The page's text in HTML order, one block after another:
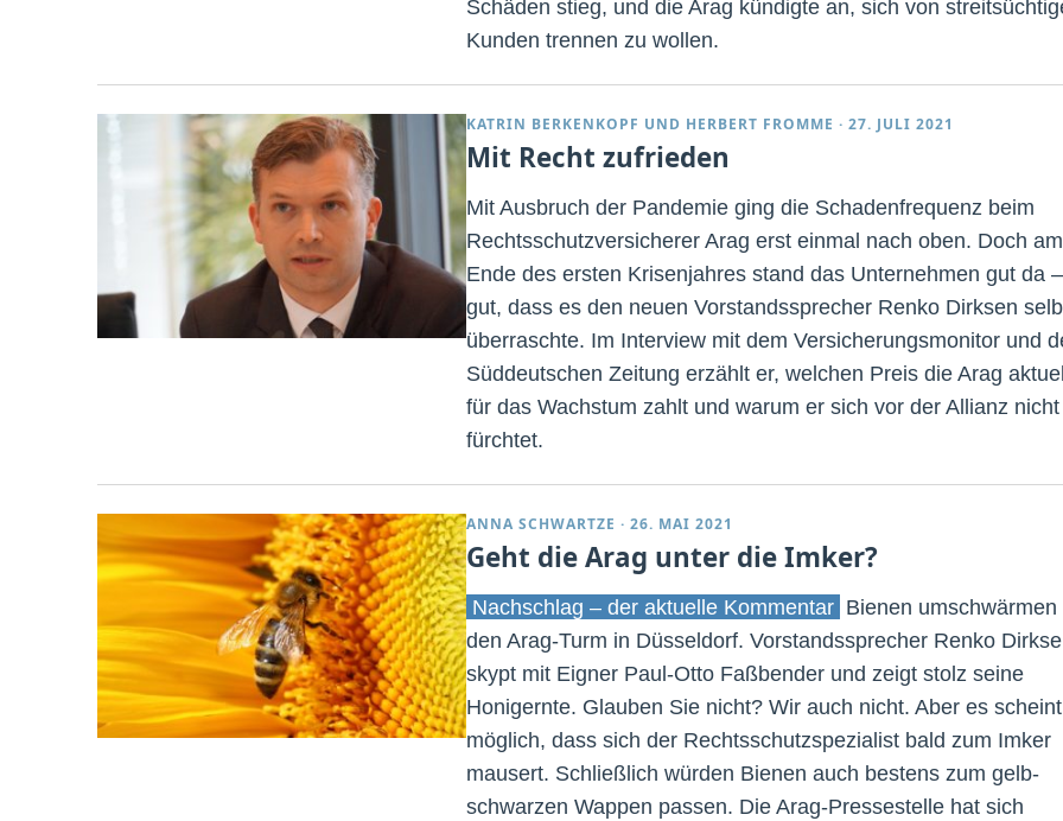
Schäden stieg, und die Arag kündigte an, sich von
Kunden trennen zu wollen.
KATRIN BERKENKOPF UND HERBERT FROMME · 27. JULI 2021
Mit Recht zufrieden
Mit Ausbruch der Pandemie ging die Schadenfrequenz beim
Rechtsschutzversicherer Arag erst einmal nach oben. Doch am
Ende des ersten Krisenjahres stand das Unternehmen gut da
gut, dass es den neuen Vorstandssprecher Renko Dirksen
überraschte. Im Interview mit dem Versicherungsmonitor und
Süddeutschen Zeitung erzählt er, welchen Preis die Arag
für das Wachstum zahlt und warum er sich vor der Allianz nicht
fürchtet.
ANNA SCHWARTZE · 26. MAI 2021
Geht die Arag unter die Imker?
Nachschlag – der aktuelle Kommentar Bienen umschwärmen
den Arag-Turm in Düsseldorf. Vorstandssprecher Renko
skypt mit Eigner Paul-Otto Faßbender und zeigt stolz seine
Honigernte. Glauben Sie nicht? Wir auch nicht. Aber es scheint
möglich, dass sich der Rechtsschutzspezialist bald zum Imker
mausert. Schließlich würden Bienen auch bestens zum gelb-
schwarzen Wappen passen. Die Arag-Pressestelle hat sich